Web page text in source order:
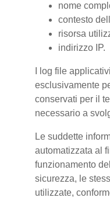
nome
contesto
risorsa
indirizzo IP.
I log file
esclusivamente
conservati per il
necessario a
Le suddette
automatizzata al
funzionamento
sicurezza, le
utilizzate,